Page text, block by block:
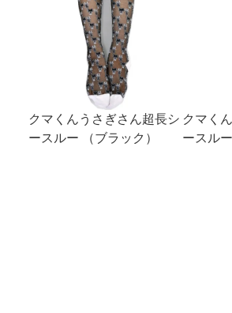
クマくんうさぎさん超長シ
ースルー （ブラック）
クマく
ースル